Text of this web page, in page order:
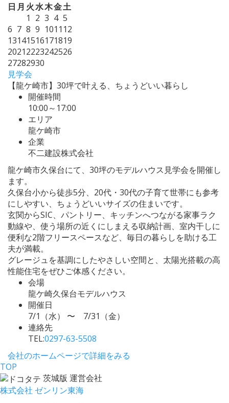
日 月 火水木金土
1 2 3 4 5
6 7 8 9 1011 12
13141516171819
20212223242526
27282930
見学会
【龍ケ崎市】30坪で叶える、ちょうどいい暮らし
開催時間
10:00～17:00
エリア
龍ケ崎市
企業
不二建設株式会社
龍ケ崎市久保台にて、30坪のモデルハウス見学会を開催し
ます。
久保台小から徒歩5分、20代・30代の子育て世帯にも参考
にしやすい、ちょうどいいサイズの住まいです。
玄関からSIC、パントリー、キッチンへつながる家事ラク
動線や、使う場所の近くにしまえる収納計画、室内干しに
便利な2階フリースペースなど、毎日の暮らしを助ける工
夫が満載。
グレージュを基調にしたやさしい空間と、太陽光搭載の高
性能住宅をぜひご体感ください。
会場
龍ケ崎久保台モデルハウス
開催日
7/1（水） 〜 7/31（金）
連絡先
TEL:0297-63-5508
会社のホームページで詳細をみる
TOP
茨城版 運営会社
株式会社 ゼンリン東海